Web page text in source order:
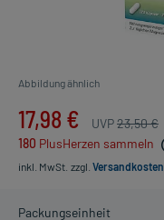
Abbildung ähnlich
17,98 € UVP23,50 €
180 PlusHerzen sammeln
inkl. MwSt. zzgl. Versandkosten
Packungseinheit